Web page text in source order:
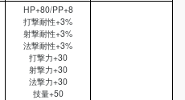
HP+80/PP+8
打撃耐性+3%
射撃耐性+3%
法撃耐性+3%
打撃力+30
射撃力+30
法撃力+30
技量+50